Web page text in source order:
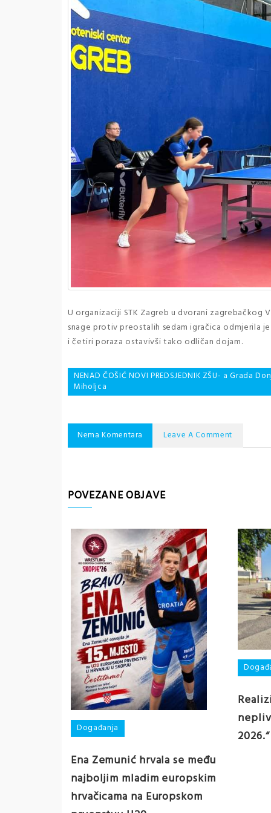
U organizaciji STK Zagreb u dvorani zagrebačkog
snage protiv preostalih sedam igračica odmjerila
i četiri poraza ostavivši tako odličan dojam.
Navigacija
objava
NENAD ČOŠIĆ NOVI PREDSJEDNIK ZŠU- a Grada
Miholjca
Nema Komentara Leave A Comment
POVEZANE OBJAVE
Događanja
Ena Zemunić hrvala se među
najboljim mladim europskim
hrvačicama na Europskom
2026.“